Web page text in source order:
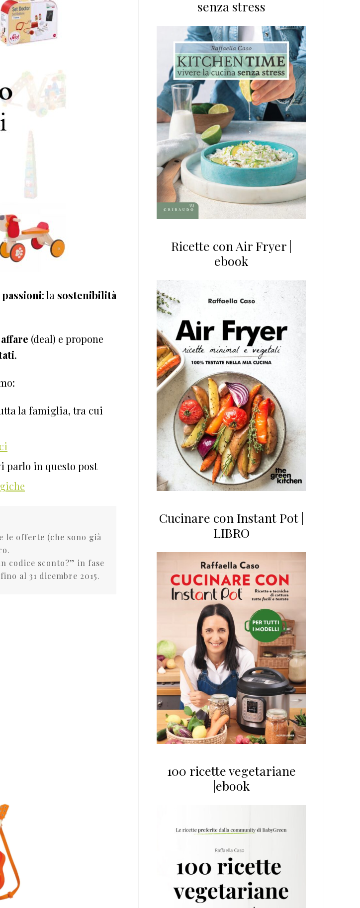
: la sostenibilità
affare (deal) e propone
.
la famiglia, tra cui
parlo in questo post
le offerte (che sono già
codice sconto?” in fase
al 31 dicembre 2015.
senza stress
Ricette con Air Fryer |
ebook
Cucinare con Instant Pot |
LIBRO
100 ricette vegetariane
|ebook